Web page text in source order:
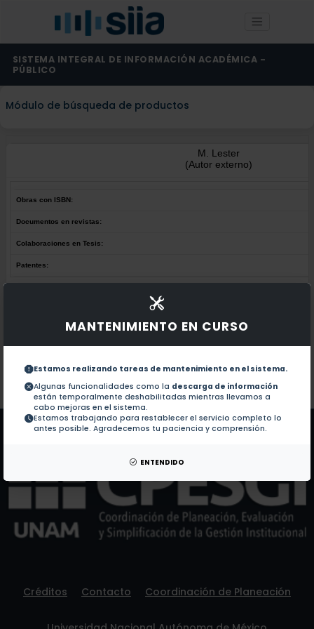
MANTENIMIENTO EN CURSO
Estamos realizando tareas de mantenimiento en el sistema.
Algunas funcionalidades como la descarga de información
están temporalmente deshabilitadas mientras llevamos a
cabo mejoras en el sistema.
Estamos trabajando para restablecer el servicio completo lo
antes posible. Agradecemos tu paciencia y comprensión.
ENTENDIDO
SISTEMA INTEGRAL DE INFORMACIÓN ACADÉMICA -
PÚBLICO
Módulo de búsqueda de productos
M. Lester
(Autor externo)
Obras con ISBN:
Documentos en revistas:
Colaboraciones en Tesis:
Patentes:
No hay obras de este autor.
Documentos en revistas:
Colaboraciones en Tesis:
Patentes: No hay patentes de este autor.
Créditos Contacto Coordinación de Planeación